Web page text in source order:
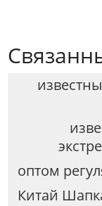
оптом
Китай